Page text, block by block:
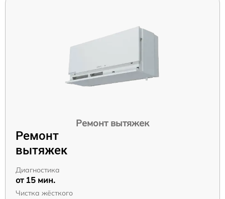
Ремонт вытяжек
Ремонт
вытяжек
Диагностика
от 15 мин.
Чистка жёсткого